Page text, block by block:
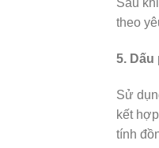
Sau
theo
5. Dấu
Sử
kết
tính